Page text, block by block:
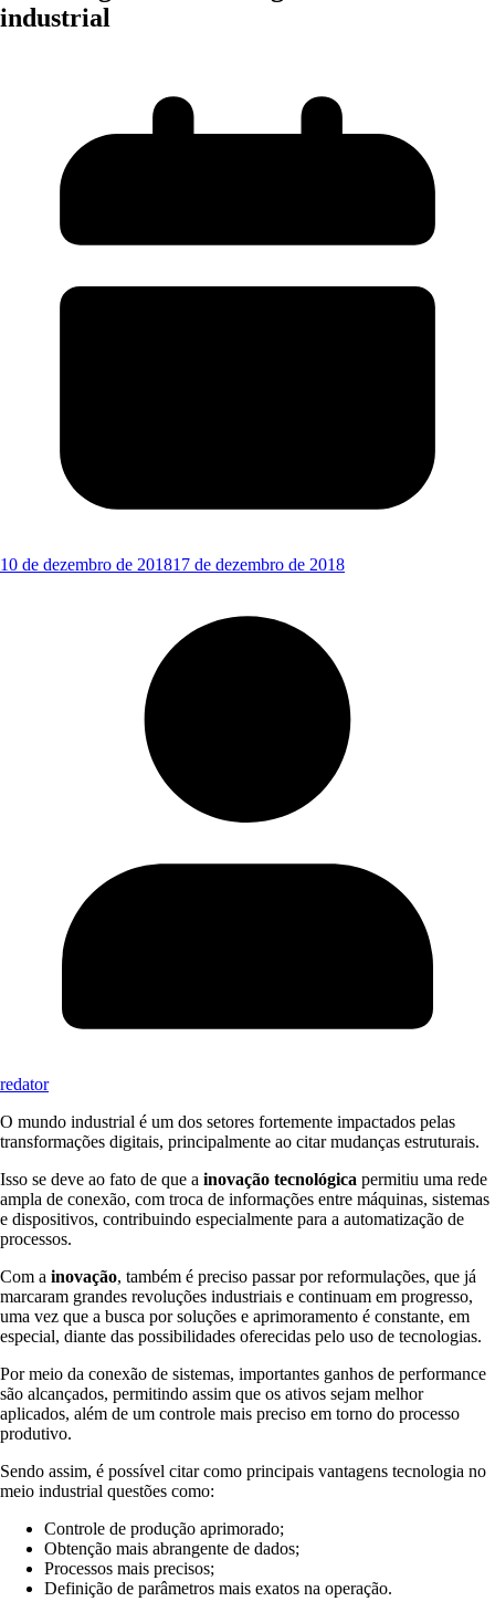
industrial
10 de dezembro de 201817 de dezembro de 2018
redator
O mundo industrial é um dos setores fortemente impactados pelas
transformações digitais, principalmente ao citar mudanças estruturais.
Isso se deve ao fato de que a inovação tecnológica permitiu uma rede
ampla de conexão, com troca de informações entre máquinas, sistemas
e dispositivos, contribuindo especialmente para a automatização de
processos.
Com a inovação, também é preciso passar por reformulações, que já
marcaram grandes revoluções industriais e continuam em progresso,
uma vez que a busca por soluções e aprimoramento é constante, em
especial, diante das possibilidades oferecidas pelo uso de tecnologias.
Por meio da conexão de sistemas, importantes ganhos de performance
são alcançados, permitindo assim que os ativos sejam melhor
aplicados, além de um controle mais preciso em torno do processo
produtivo.
Sendo assim, é possível citar como principais vantagens tecnologia no
meio industrial questões como:
Controle de produção aprimorado;
Obtenção mais abrangente de dados;
Processos mais precisos;
Definição de parâmetros mais exatos na operação.